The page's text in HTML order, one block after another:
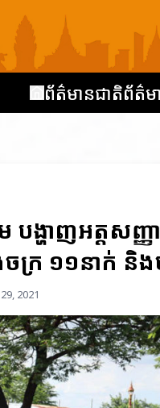
ព័ត៌មានជាតិព័ត៌ម
បង្ហាញអត្តស
ចក្រ ១១នាក់ និ
2021